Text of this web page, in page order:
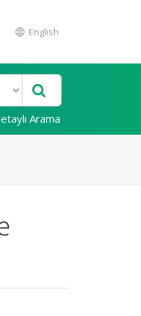
English
Arama